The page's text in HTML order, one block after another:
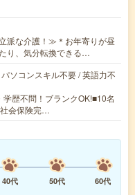
派な介護！≫＊お年寄りが昼
り、気分転換できる…
ソコンスキル不要 / 英語力不
歴不問！ブランクOK!■10名
会保険完…
40代 50代
60代